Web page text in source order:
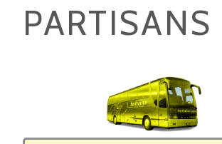
PARTISANS